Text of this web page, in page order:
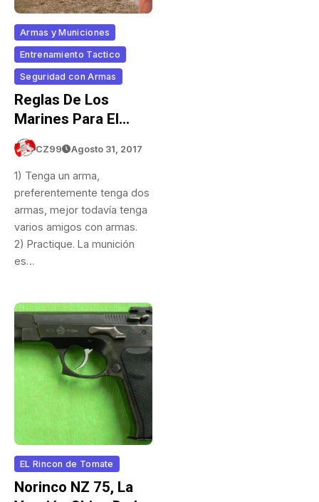
Armas y Municiones
Entrenamiento Tactico
Seguridad con Armas
Reglas De Los
Marines Para El
Combate Armado
CZ99 Agosto 31, 2017
1) Tenga un arma,
preferentemente tenga dos
armas, mejor todavía tenga
varios amigos con armas.
2) Practique. La munición
es…
EL Rincon de Tomate
Norinco NZ 75, La